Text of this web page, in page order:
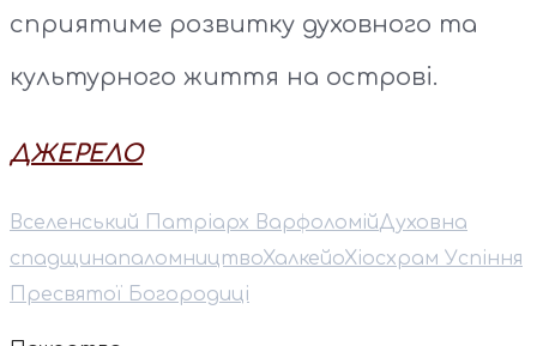
сприятиме розвитку духовного та
культурного життя на острові.
ДЖЕРЕЛО
Вселенський Патріарх ВарфоломійДуховна
спадщинапаломництвоХалкейоХіосхрам Успіння
Пресвятої Богородиці